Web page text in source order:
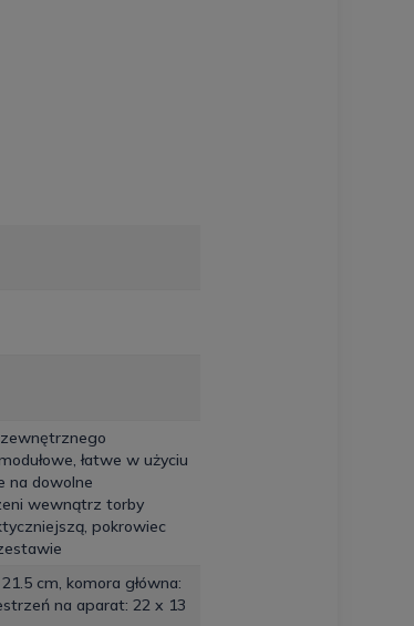
łatwe w użyciu
na dowolne
wewnątrz torby
pokrowiec
cm, komora główna:
na aparat: 22 x 13